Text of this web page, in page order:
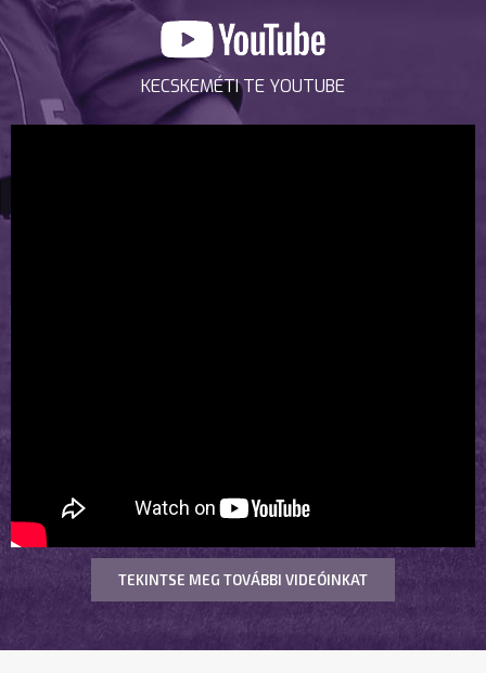
KECSKEMÉTI TE YOUTUBE
TEKINTSE MEG TOVÁBBI VIDEÓINKAT